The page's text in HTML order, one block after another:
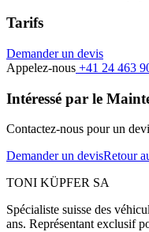
Tarifs
Demander un devis
Appelez-nous +41 24 463
Intéressé par le
Contactez-nous pour un
Demander un devisRetour
TONI KÜPFER SA
Spécialiste suisse des
ans. Représentant exclusif